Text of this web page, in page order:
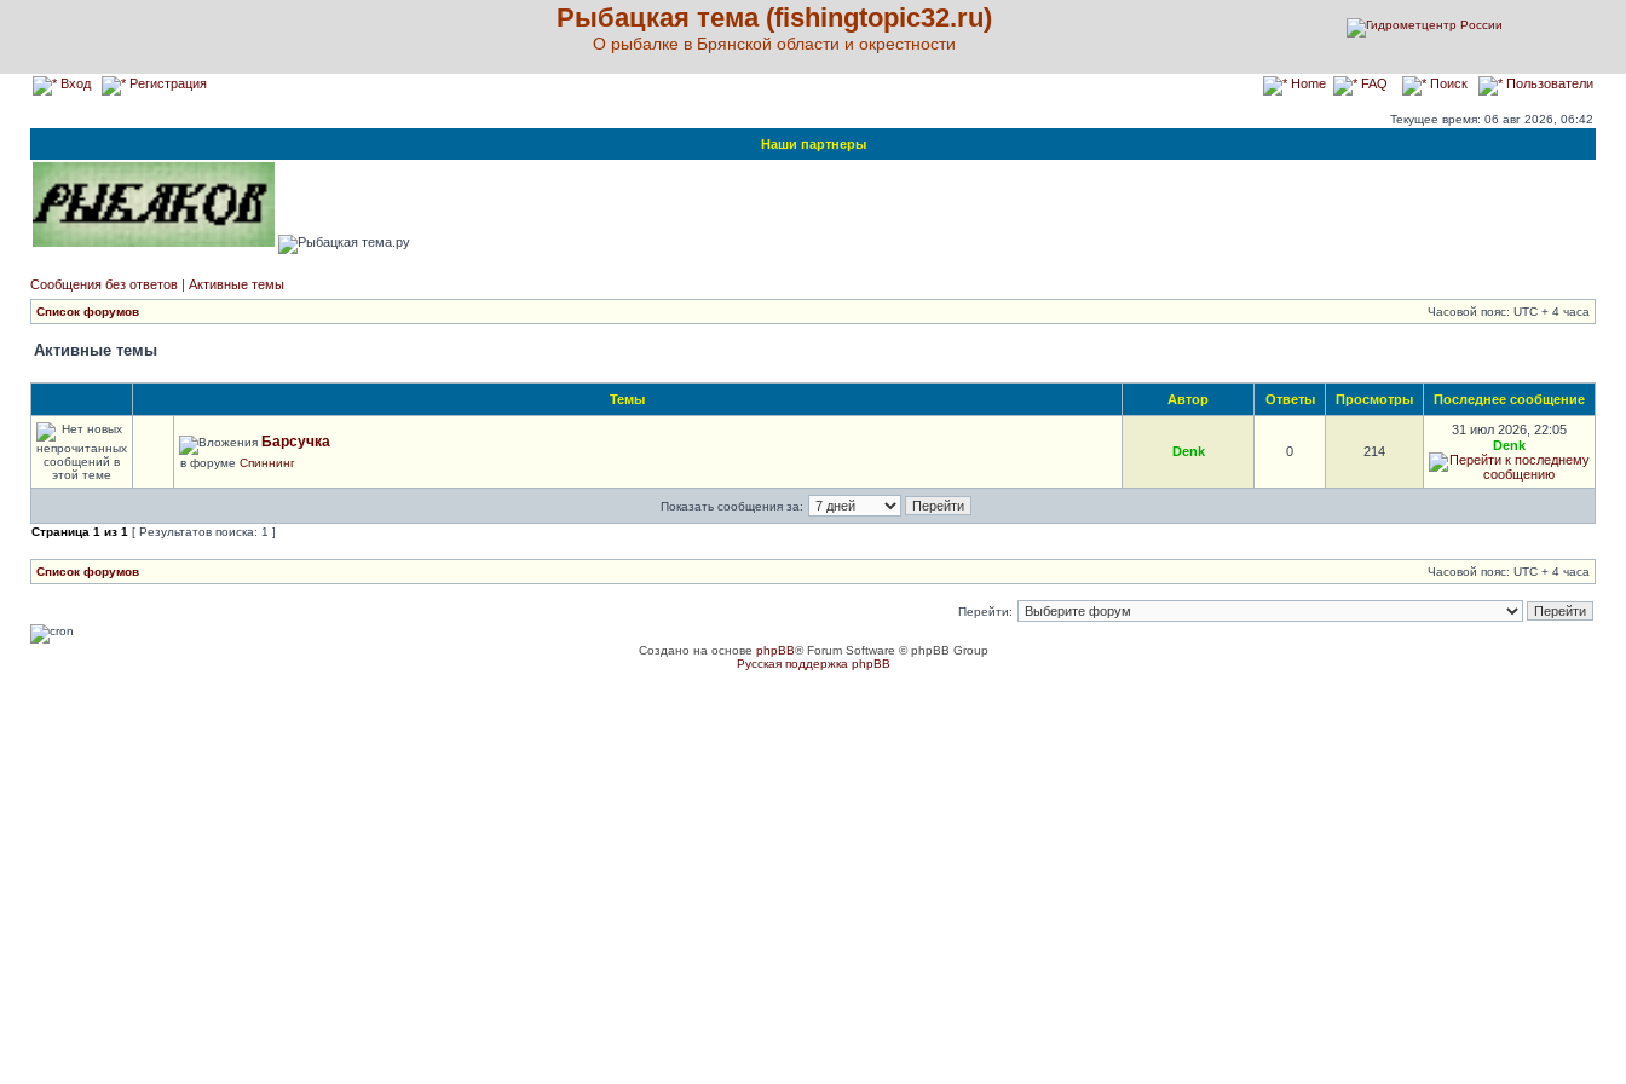
Рыбацкая тема (fishingtopic32.ru)
О рыбалке в Брянской области и окрестности
Вход Регистрация Home FAQ Поиск Пользователи
Текущее время: 06 авг 2026, 06:42
Наши партнеры
Сообщения без ответов | Активные темы
Список форумов Часовой пояс: UTC + 4 часа
Активные темы
Темы Автор Ответы Просмотры Последнее сообщение
Барсучка
в форуме Спиннинг
Denk 0 214
31 июл 2026, 22:05
Denk
Показать сообщения за:
Страница 1 из 1 [ Результатов поиска: 1 ]
Список форумов Часовой пояс: UTC + 4 часа
Перейти:
Создано на основе phpBB® Forum Software © phpBB Group
Русская поддержка phpBB